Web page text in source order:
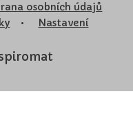
osobních údajů
• Nastavení